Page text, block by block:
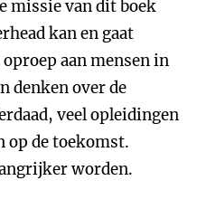
missie van dit boek
kan en gaat
aan mensen in
denken over de
veel opleidingen
op de toekomst.
worden.